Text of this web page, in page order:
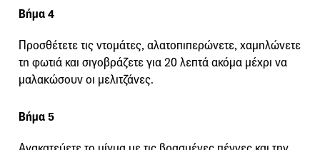
Βήμα 4
Προσθέτετε τις ντομάτες, αλατοπιπερώνετε, χαμηλώνετε
τη φωτιά και σιγοβράζετε για 20 λεπτά ακόμα μέχρι να
μαλακώσουν οι μελιτζάνες.
Βήμα 5